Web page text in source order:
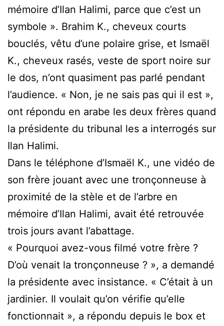
mémoire d’Ilan Halimi, parce que c’est un
symbole ». Brahim K., cheveux courts
bouclés, vêtu d’une polaire grise, et Ismaël
K., cheveux rasés, veste de sport noire sur
le dos, n’ont quasiment pas parlé pendant
l’audience. « Non, je ne sais pas qui il est »,
ont répondu en arabe les deux frères quand
la présidente du tribunal les a interrogés sur
Ilan Halimi.
Dans le téléphone d’Ismaël K., une vidéo de
son frère jouant avec une tronçonneuse à
proximité de la stèle et de l’arbre en
mémoire d’Ilan Halimi, avait été retrouvée
trois jours avant l’abattage.
« Pourquoi avez-vous filmé votre frère ?
D’où venait la tronçonneuse ? », a demandé
la présidente avec insistance. « C’était à un
jardinier. Il voulait qu’on vérifie qu’elle
fonctionnait », a répondu depuis le box et